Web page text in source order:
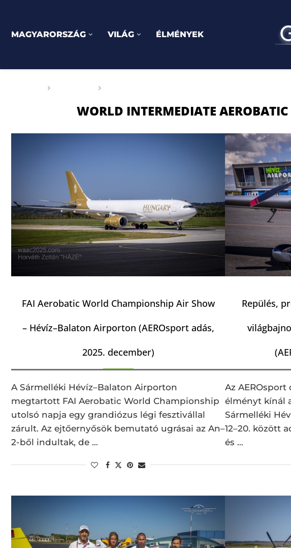
MAGYARORSZÁG VILÁG ÉLMÉNYEK
WORLD INTERMEDIATE
FAI Aerobatic World Championship Air Show
– Hévíz–Balaton Airporton (AEROsport adás,
2025. december)
A Sármelléki Hévíz–Balaton Airporton
megtartott FAI Aerobatic World Championship
utolsó napja egy grandiózus légi fesztivállal
zárult. Az ejtőernyősök bemutató ugrásai az An–
2-ből indultak, de …
Repülés,
Az
élményt kínál
Sármelléki
12–20. között
és …